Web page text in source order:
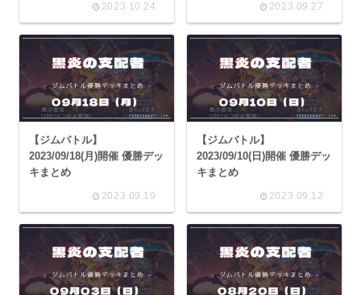
2023.10.24 2023.09.27
【ジムバトル】
2023/09/18(月)開催 優勝デッ
キまとめ
2023.09.19
【ジムバトル】
2023/09/10(日)開催 優勝デッ
キまとめ
2023.09.12